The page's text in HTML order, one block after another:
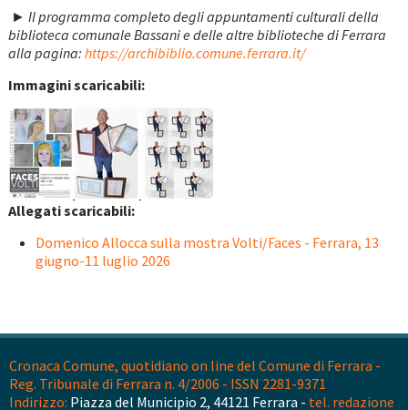
► Il programma completo degli appuntamenti culturali della
biblioteca comunale Bassani e delle altre biblioteche di Ferrara
alla pagina: https://archibiblio.comune.ferrara.it/
Immagini scaricabili:
Allegati scaricabili:
Domenico Allocca sulla mostra Volti/Faces - Ferrara, 13
giugno-11 luglio 2026
Cronaca Comune, quotidiano on line del Comune di Ferrara -
Reg. Tribunale di Ferrara n. 4/2006 - ISSN 2281-9371
Indirizzo: Piazza del Municipio 2, 44121 Ferrara - tel. redazione